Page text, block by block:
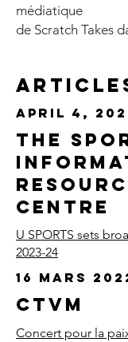
médiatique
de Scratch Takes
April 4,
The
Centre
U SPORTS sets
2023-24
16 mars
CTVM
Concert pour la